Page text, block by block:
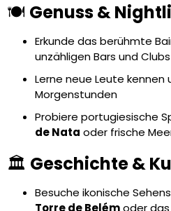
🍽️ Genuss &
Erkunde das berühmte
unzähligen Bars und Clubs
Lerne neue Leute kennen
Morgenstunden
Probiere portugiesische
de Nata oder frische
🏛️ Geschichte &
Besuche ikonische
Torre de Belémoder das